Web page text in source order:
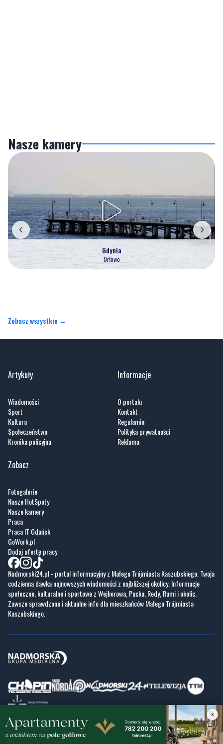
Nasze kamery
Gdynia
Orłowo
Zobacz wszystkie →
Artykuły
Wiadomości
Sport
Kultura
Społeczeństwo
Kronika policyjna
Informacje
O portalu
Kontakt
Regulamin
Polityka prywatności
Reklama
Zobacz
Fotogalerie
Nasze HotSpoty
Nasze kamery
Praca
Praca IT Gdańsk
GoWork.pl
Dodaj ofertę pracy
Nadmorski24.pl - portal informacyjny z Małego Trójmiasta Kaszubskiego. Twoja
codzienna dawka najnowszych wiadomości z najbliższej okolicy. Informacje
społeczne, kulturalne i sportowe z Wejherowa, Pucka, Redy, Rumi i okolic.
Zawsze sprawdzone i aktualne info dla mieszkańców Małego Trójmiasta
Kaszubskiego.
Copyrights © Nadmorski24.pl 2026 r.
Projekt i wykonaniePixlab.pl
×